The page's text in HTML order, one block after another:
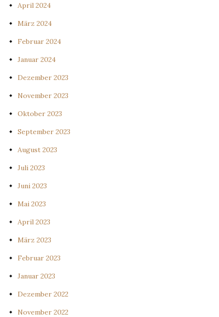
April 2024
März 2024
Februar 2024
Januar 2024
Dezember 2023
November 2023
Oktober 2023
September 2023
August 2023
Juli 2023
Juni 2023
Mai 2023
April 2023
März 2023
Februar 2023
Januar 2023
Dezember 2022
November 2022